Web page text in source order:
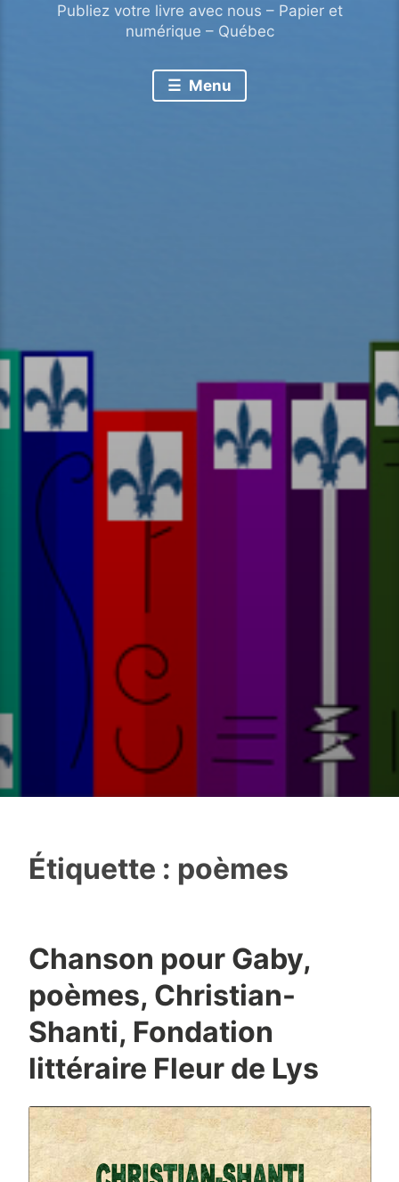
Publiez votre livre avec nous – Papier et
numérique – Québec
Menu
Étiquette : poèmes
Chanson pour Gaby,
poèmes, Christian-
Shanti, Fondation
littéraire Fleur de Lys